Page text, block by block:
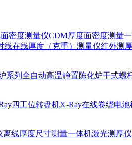
密度测量仪CDM厚度面密度测量
线在线厚度（克重）测量仪红外测
系列 全自动高温静置陈化炉干式螺
四工位转盘机X-Ray在线卷绕电
离线厚度尺寸测量一体机激光测厚仪